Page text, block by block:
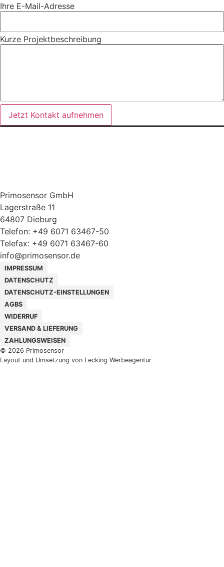
Ihre E-Mail-Adresse
Kurze Projektbeschreibung
Jetzt Kontakt aufnehmen
Primosensor GmbH
Lagerstraße 11
64807 Dieburg
Telefon: +49 6071 63467-50
Telefax: +49 6071 63467-60
info@primosensor.de
IMPRESSUM
DATENSCHUTZ
DATENSCHUTZ-EINSTELLUNGEN
AGBS
WIDERRUF
VERSAND & LIEFERUNG
ZAHLUNGSWEISEN
© 2026 Primosensor
Layout und Umsetzung von Lecking Werbeagentur